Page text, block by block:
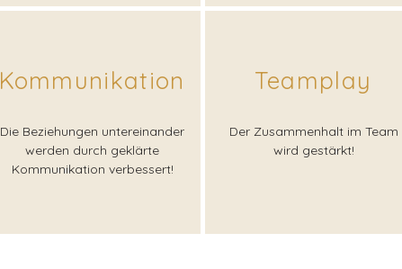
Kommunikation
Die Beziehungen untereinander
werden durch geklärte
Kommunikation verbessert!
Teamplay
Der Zusammenhalt im Team
wird gestärkt!